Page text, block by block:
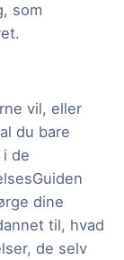
som
vil, eller
du bare
de
dine
til, hvad
de selv